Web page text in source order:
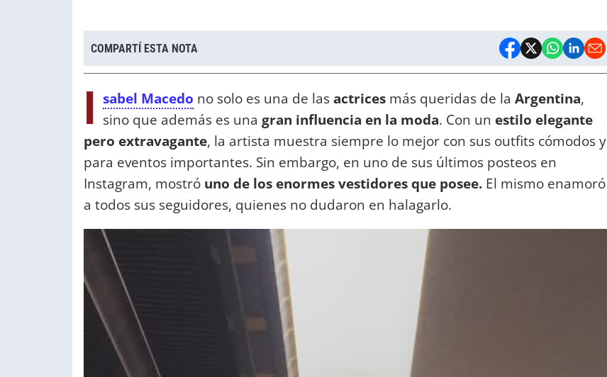
COMPARTÍ ESTA NOTA
I sabel Macedo no solo es una de lasactrices más queridas de la Argentina,
sino que además es una gran influencia en la moda. Con un estilo elegante
pero extravagante, la artista muestra siempre lo mejor con sus outfits cómodos y
para eventos importantes. Sin embargo, en uno de sus últimos posteos en
Instagram, mostró uno de los enormes vestidores que posee. El mismo enamoró
a todos sus seguidores, quienes no dudaron en halagarlo.